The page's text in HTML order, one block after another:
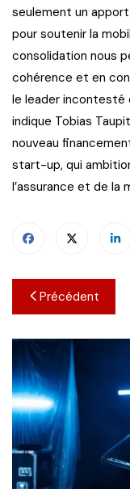
seulement un
pour soutenir la
consolidation nous
cohérence et en
le leader incontesté
indique Tobias
nouveau
start-up, qui
l’assurance et de la
Navigation
de
l’article
Précédent